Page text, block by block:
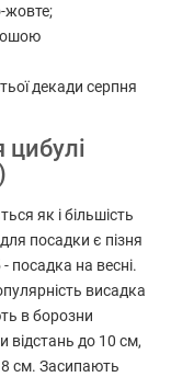
жовте;
декади серпня
як і більшість
посадки є пізня
посадка на весні.
висадка
в борозни
відстань до 10 см,
8 см. Засипають